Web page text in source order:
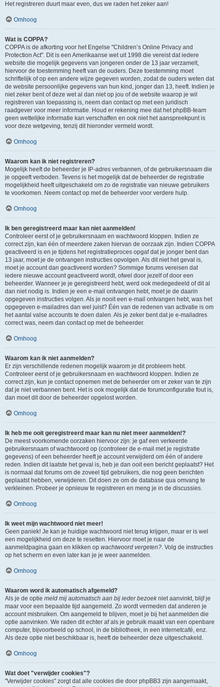
Het registreren duurt maar even, dus we raden het zeker aan!
Omhoog
Wat is COPPA?
COPPA is de afkorting voor het Engelse "Children’s Online Privacy and
Protection Act". Dit is een Amerikaanse wet uit 1998 die vereist dat iedere
website die mogelijk gegevens van jongeren onder de 13 jaar verzamelt,
hiervoor de toestemming heeft van de ouders. Deze toestemming moet
schriftelijk of op een andere wijze gegeven worden, zodat de ouders weten dat
de website persoonlijke gegevens van hun kind, jonger dan 13, heeft. Indien je
niet zeker bent of deze wet al dan niet op jou of de website waarop je wil
registreren van toepassing is, neem dan contact op met een juridisch
raadgever voor meer informatie. Houd er rekening mee dat het phpBB-team
geen wettelijke informatie kan verschaffen en ook niet het aanspreekpunt is
voor deze wetgeving, tenzij dit hieronder vermeld wordt.
Omhoog
Waarom kan ik niet registreren?
Mogelijk heeft de beheerder je IP-adres verbannen, of de gebruikersnaam die
je opgeeft verboden. Tevens is het mogelijk dat de beheerder de registratie
mogelijkheid heeft uitgeschakeld om zo de registratie van nieuwe gebruikers
te voorkomen. Neem contact op met de beheerder voor verdere hulp.
Omhoog
Ik ben geregistreerd maar kan niet aanmelden!
Controleer eerst of je gebruikersnaam en wachtwoord kloppen. Indien ze
correct zijn, kan één of meerdere zaken hiervan de oorzaak zijn. Indien COPPA
geactiveerd is en je tijdens het registratieproces opgaf dat je jonger bent dan
13 jaar, moet je de ontvangen instructies opvolgen. Als dit niet het geval is,
moet je account dan geactiveerd worden? Sommige forums vereisen dat
iedere nieuwe account geactiveerd wordt, ofwel door jezelf of door een
beheerder. Wanneer je je geregistreerd hebt, werd ook medegedeeld of dit al
dan niet nodig is. Indien je een e-mail ontvangen hebt, moet je de daarin
opgegeven instructies volgen. Als je nooit een e-mail ontvangen hebt, was het
opgegeven e-mailadres dan wel juist? Één van de redenen van activatie is om
het aantal valse accounts te doen dalen. Als je zeker bent dat je e-mailadres
correct was, neem dan contact op met de beheerder.
Omhoog
Waarom kan ik niet aanmelden?
Er zijn verschillende redenen mogelijk waarom je dit probleem hebt.
Controleer eerst of je gebruikersnaam en wachtwoord kloppen. Indien ze
correct zijn, kun je contact opnemen met de beheerder om er zeker van te zijn
dat je niet verbannen bent. Het is ook mogelijk dat de forumconfiguratie fout is,
dan moet dit door de beheerder opgelost worden.
Omhoog
Ik heb me ooit geregistreerd maar kan nu niet meer aanmelden!?
De meest voorkomende oorzaken hiervoor zijn: je gaf een verkeerde
gebruikersnaam of wachtwoord op (controleer de e-mail met je registratie
gegevens) of een beheerder heeft je account verwijderd om één of andere
reden. Indien dit laatste het geval is, heb je dan ooit een bericht geplaatst? Het
is normaal dat forums om de zoveel tijd gebruikers, die nog geen berichten
geplaatst hebben, verwijderen. Dit doen ze om de database qua omvang te
verkleinen. Probeer je opnieuw te registreren en meng je in de discussies.
Omhoog
Ik weet mijn wachtwoord niet meer!
Geen paniek! Je kan je huidige wachtwoord niet terug krijgen, maar er is wel
een mogelijkheid om deze te resetten. Hiervoor moet je naar de
aanmeldpagina gaan en klikken op wachtwoord vergeten?. Volg de instructies
op het scherm en even later kan je je weer aanmelden.
Omhoog
Waarom word ik automatisch afgemeld?
Als je de optie meld mij automatisch aan bij ieder bezoekniet aanvinkt, blijf je
maar voor een bepaalde tijd aangemeld. Zo wordt vermeden dat anderen je
account misbruiken. Om aangemeld te blijven, moet je bij het aanmelden die
optie aanvinken. We raden dit echter af als je gebruik maakt van een openbare
computer, bijvoorbeeld op school, in de bibliotheek, in een internetcafé, enz.
Als deze optie niet beschikbaar is, heeft de beheerder deze uitgeschakeld.
Omhoog
Wat doet "verwijder cookies"?
"Verwijder cookies" zorgt dat alle cookies die door phpBB3 zijn aangemaakt,